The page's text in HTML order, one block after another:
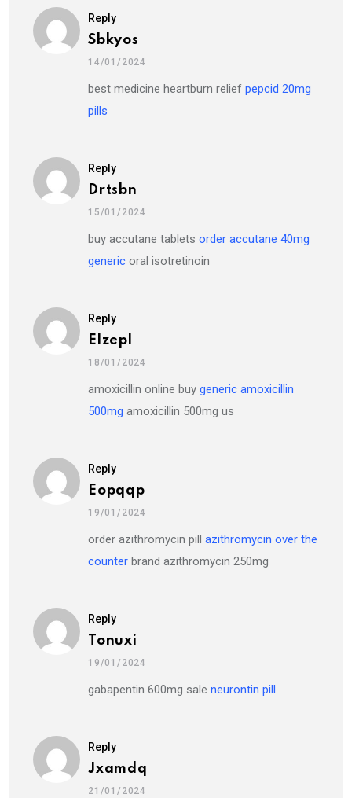
Reply
Sbkyos
14/01/2024
best medicine heartburn relief pepcid 20mg
pills
Reply
Drtsbn
15/01/2024
buy accutane tablets order accutane 40mg
generic oral isotretinoin
Reply
Elzepl
18/01/2024
amoxicillin online buy generic amoxicillin
500mg amoxicillin 500mg us
Reply
Eopqqp
19/01/2024
order azithromycin pill azithromycin over the
counter brand azithromycin 250mg
Reply
Tonuxi
19/01/2024
gabapentin 600mg sale neurontin pill
Reply
Jxamdq
21/01/2024